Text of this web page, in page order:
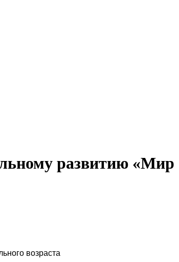
развитию «Мир
возраста